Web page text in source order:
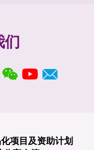
们
项目及资助计划